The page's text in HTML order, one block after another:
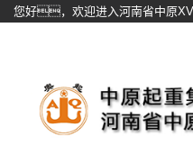
您好，欢迎进入河南省中原